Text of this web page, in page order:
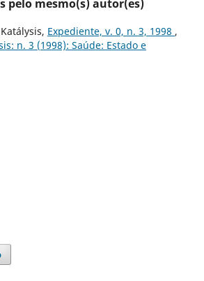
pelo mesmo(s) autor(es)
Expediente, v. 0, n. 3, 1998 ,
n. 3 (1998): Saúde: Estado e